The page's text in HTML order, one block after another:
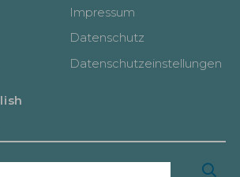
Impressum
Datenschutz
Datenschutzeinstellungen